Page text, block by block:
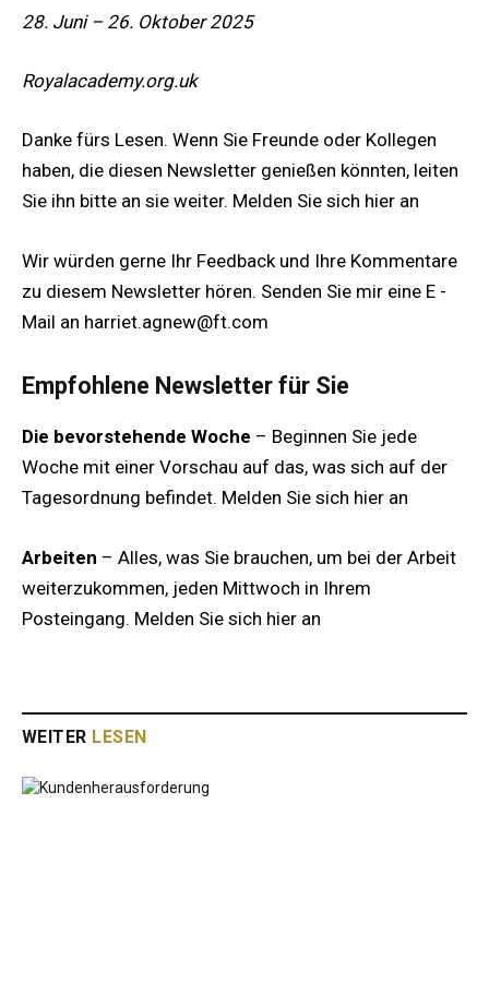
28. Juni – 26. Oktober 2025
Royalacademy.org.uk
Danke fürs Lesen. Wenn Sie Freunde oder Kollegen
haben, die diesen Newsletter genießen könnten, leiten
Sie ihn bitte an sie weiter. Melden Sie sich hier an
Wir würden gerne Ihr Feedback und Ihre Kommentare
zu diesem Newsletter hören. Senden Sie mir eine E -
Mail an harriet.agnew@ft.com
Empfohlene Newsletter für Sie
Die bevorstehende Woche – Beginnen Sie jede
Woche mit einer Vorschau auf das, was sich auf der
Tagesordnung befindet. Melden Sie sich hier an
Arbeiten – Alles, was Sie brauchen, um bei der Arbeit
weiterzukommen, jeden Mittwoch in Ihrem
Posteingang. Melden Sie sich hier an
WEITER LESEN